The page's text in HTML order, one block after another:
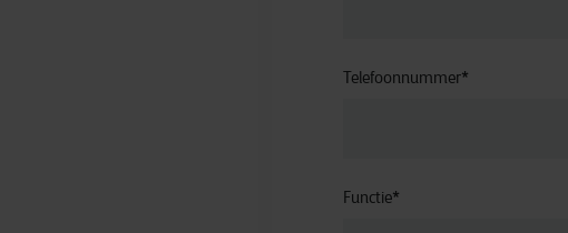
Telefoonnummer*
Functie*